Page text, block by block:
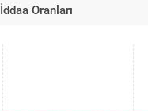
İddaa Oranları